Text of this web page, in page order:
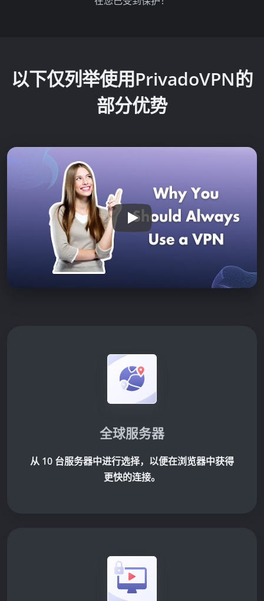
以下仅列举使用PrivadoVPN的
部分优势
Play
全球服务器
从 10 台服务器中进行选择，以便在浏览器中获得
更快的连接。